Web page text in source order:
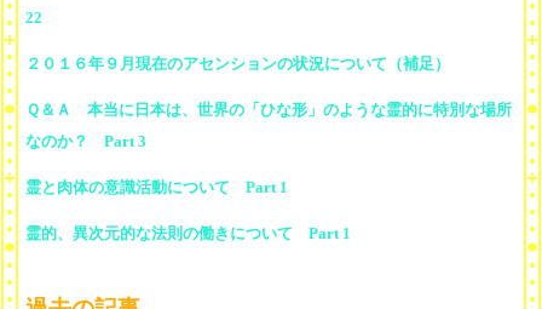
22
２０１６年９月現在のアセンションの状況について（補足）
Ｑ＆Ａ 本当に日本は、世界の「ひな形」のような霊的に特別な場所
なのか？ Part 3
霊と肉体の意識活動について Part 1
霊的、異次元的な法則の働きについて Part 1